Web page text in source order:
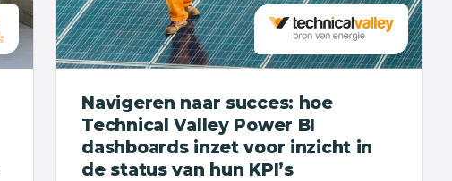
Navigeren naar succes: hoe
Technical Valley Power BI
dashboards inzet voor inzicht in
de status van hun KPI’s